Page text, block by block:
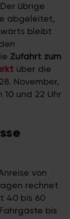
übrige
abgeleitet,
bleibt
Zufahrt zum
über die
November,
10 und 22 Uhr
von
rechnet
40 bis 60
bis